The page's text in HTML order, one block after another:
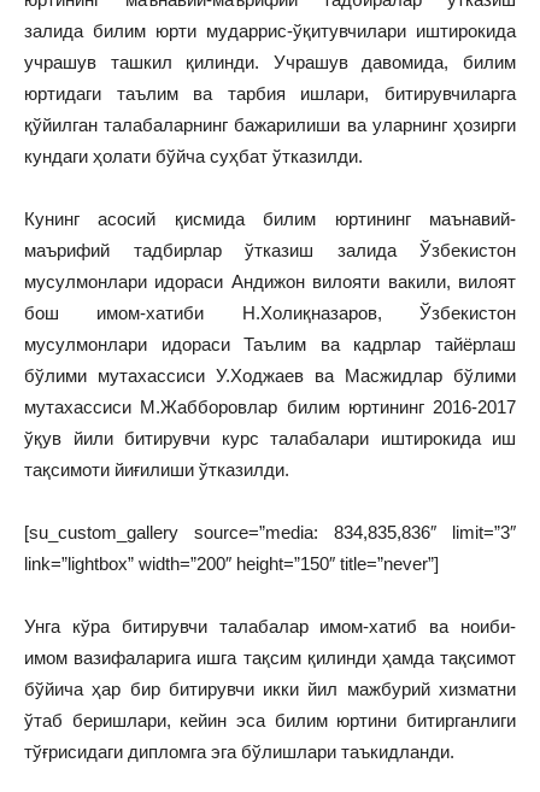
залида билим юрти мударрис-ўқитувчилари иштирокида
учрашув ташкил қилинди. Учрашув давомида, билим
юртидаги таълим ва тарбия ишлари, битирувчиларга
қўйилган талабаларнинг бажарилиши ва уларнинг ҳозирги
кундаги ҳолати бўйча суҳбат ўтказилди.
Кунинг асосий қисмида билим юртининг маънавий-
маърифий тадбирлар ўтказиш залида Ўзбекистон
мусулмонлари идораси Андижон вилояти вакили, вилоят
бош имом-хатиби Н.Холиқназаров, Ўзбекистон
мусулмонлари идораси Таълим ва кадрлар тайёрлаш
бўлими мутахассиси У.Ходжаев ва Масжидлар бўлими
мутахассиси М.Жабборовлар билим юртининг 2016-2017
ўқув йили битирувчи курс талабалари иштирокида иш
тақсимоти йиғилиши ўтказилди.
[su_custom_gallery source=”media: 834,835,836″ limit=”3″
link=”lightbox” width=”200″ height=”150″ title=”never”]
Унга кўра битирувчи талабалар имом-хатиб ва ноиби-
имом вазифаларига ишга тақсим қилинди ҳамда тақсимот
бўйича ҳар бир битирувчи икки йил мажбурий хизматни
ўтаб беришлари, кейин эса билим юртини битирганлиги
тўғрисидаги дипломга эга бўлишлари таъкидланди.